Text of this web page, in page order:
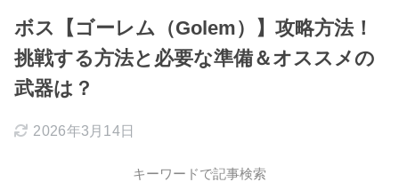
ボス【ゴーレム（Golem）】攻略方法！
挑戦する方法と必要な準備＆オススメの
武器は？
2026年3月14日
キーワードで記事検索